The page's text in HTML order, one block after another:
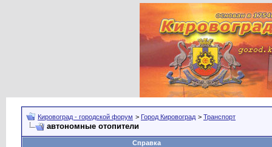
Кировоград - городской форум > Город Кировоград > Транспорт
автономные отопители
Справка